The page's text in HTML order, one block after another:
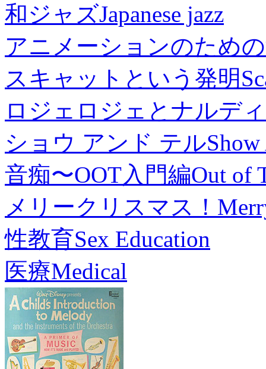
和ジャズJapanese jazz
アニメーションのため
スキャットという発明
ロジェロジェとナルデ
ショウ アンド テル
音痴〜OOT入門編Out of
メリークリスマス！
性教育Sex Education
医療Medical